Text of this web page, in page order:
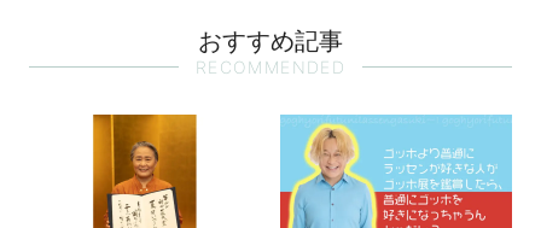
おすすめ記事
RECOMMENDED